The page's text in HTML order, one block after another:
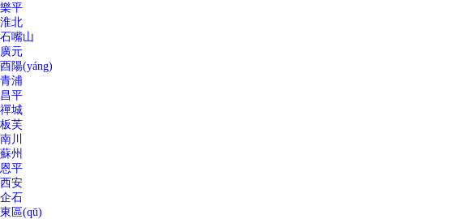
樂平
淮北
石嘴山
廣元
酉陽(yáng)
青浦
昌平
禪城
板芙
南川
蘇州
恩平
西安
企石
東區(qū)